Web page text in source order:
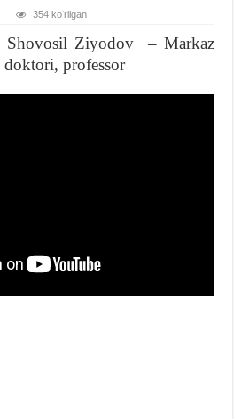
354 koʻrilgan
Shovosil Ziyodov – Markaz
professor